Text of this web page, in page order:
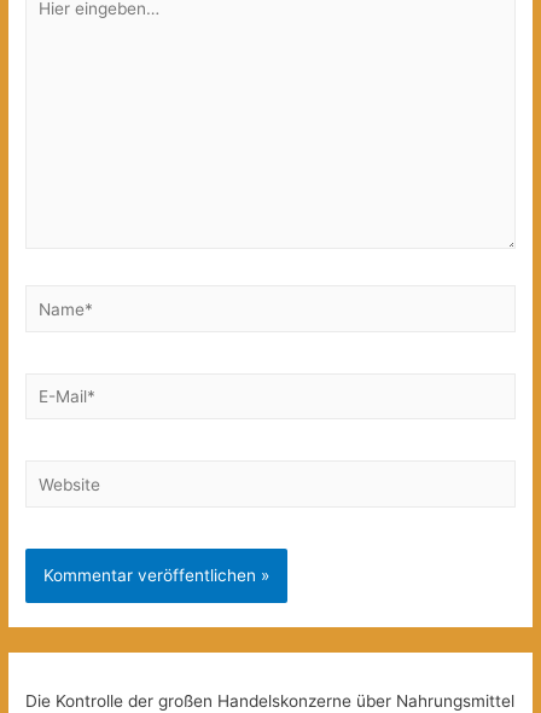
eingeben…
Name*
E-
Website
Die Kontrolle der großen Handelskonzerne über Nahrungsmittel